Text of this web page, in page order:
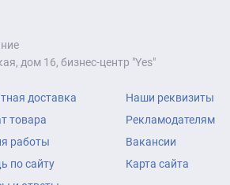
дом 16, бизнес-центр "Yes"
доставка
товара
работы
по сайту
Наши реквизиты
Рекламодателям
Вакансии
Карта сайта